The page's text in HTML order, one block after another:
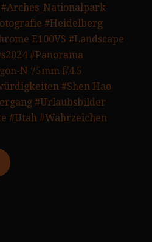
#Arches_Nationalpark
#Heidelberg
E100VS #Landscape
#Panorama
N 75mm f/4.5
#Shen Hao
#Urlaubsbilder
#Utah #Wahrzeichen